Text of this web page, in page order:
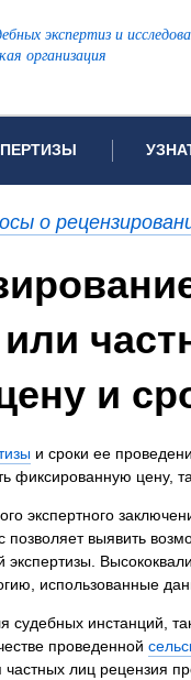
экспертиз и
организация
экспертиз
экспертиза
заключение
о
и
и сроки ее
фиксированную цену,
экспертного
выявить
использованные
инстанций,
проведенной
лиц рецензия